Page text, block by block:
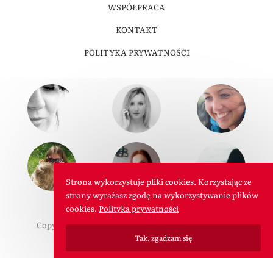
WSPÓŁPRACA
KONTAKT
POLITYKA PRYWATNOŚCI
Copyright © 2011-2026 W Roli Mamy. Wszelkie prawa
zastrzeżone.
Strona wykorzystuje pliki cookies. Korzystając ze
strony wyrażasz zgodę na wykorzystywanie plików
cookies. Polityka prywatności
Tak, zgadzam się